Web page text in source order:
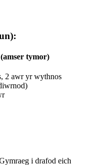
tymor)
2 awr yr wythnos
i drafod eich